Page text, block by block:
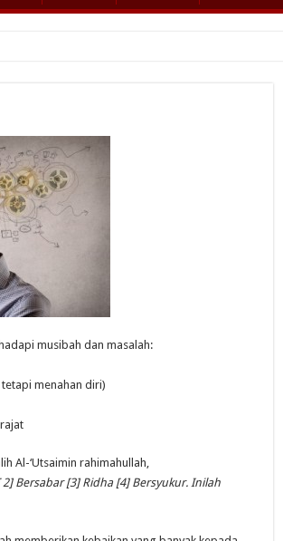
musibah dan masalah:
menahan diri)
Al-‘Utsaimin rahimahullah,
Bersabar [3] Ridha [4] Bersyukur. Inilah